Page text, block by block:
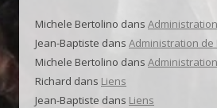
Michele Bertolino dans
Jean-Baptiste dans Administration de
Michele Bertolino dans
Richard dans Liens
Jean-Baptiste dans Liens